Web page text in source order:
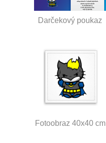
Darčekový poukaz
Fotoobraz 40x40 cm